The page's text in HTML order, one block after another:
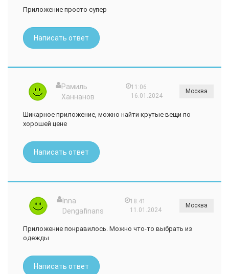
Приложение просто супер
Написать ответ
Рамиль
Ханнанов
11:06
16.01.2024
Москва
Шикарное приложение, можно найти крутые вещи по
хорошей цене
Написать ответ
Inna
Dengafinans
18:41
11.01.2024
Москва
Приложение понравилось. Можно что-то выбрать из
одежды
Написать ответ